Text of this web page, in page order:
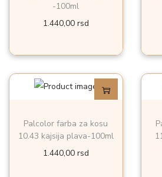
-100ml
1.440,00 rsd
Palcolor farba za kosu
10.43 kajsija plava-100ml
1.440,00 rsd